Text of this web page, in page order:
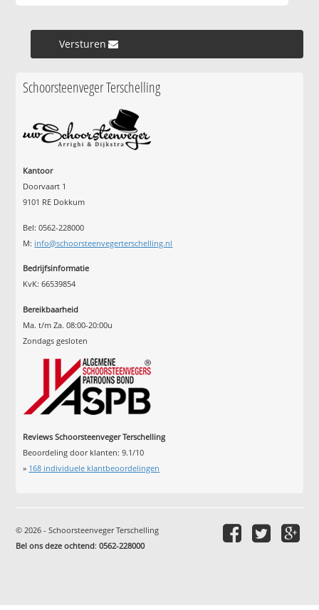
Versturen »
Schoorsteenveger Terschelling
Kantoor
Doorvaart 1
9101 RE Dokkum
Bel: 0562-228000
M: info@schoorsteenvegerterschelling.nl
Bedrijfsinformatie
KvK: 66539854
Bereikbaarheid
Ma. t/m Za. 08:00-20:00u
Zondags gesloten
Reviews Schoorsteenveger Terschelling
Beoordeling door klanten:9.1/10
» 168 individuele klantbeoordelingen
© 2026 - Schoorsteenveger Terschelling
Bel ons deze ochtend:0562-228000